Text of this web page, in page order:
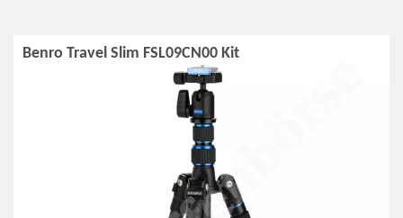
Benro Travel Slim FSL09CN00 Kit